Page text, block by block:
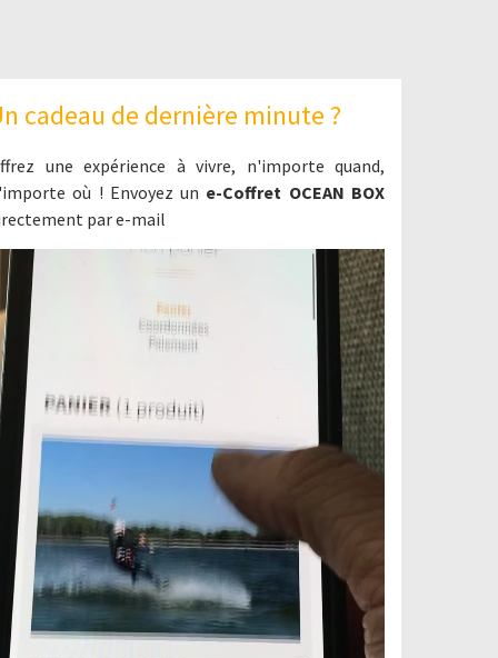
cadeau de dernière minute ?
une expérience à vivre, n'importe quand,
où ! Envoyez un e-Coffret OCEAN BOX
par e-mail